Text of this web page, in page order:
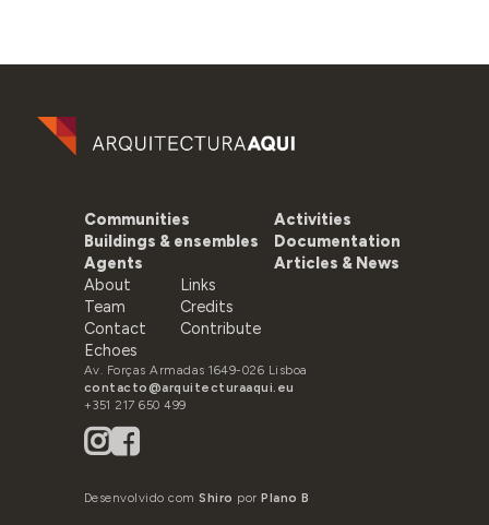
Communities
Buildings & ensembles
Agents
Activities
Documentation
Articles & News
About
Team
Contact
Echoes
Links
Credits
Contribute
Av. Forças Armadas 1649-026 Lisboa
contacto@arquitecturaaqui.eu
+351 217 650 499
Desenvolvido comShiro porPlano B